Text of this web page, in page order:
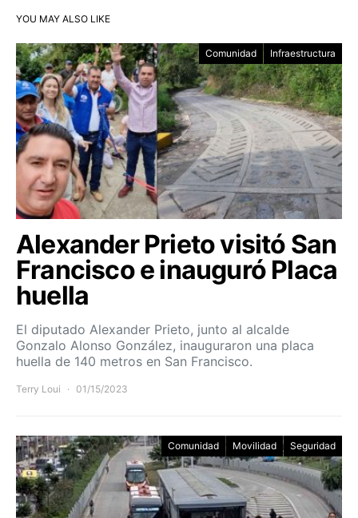
YOU MAY ALSO LIKE
Comunidad Infraestructura
Alexander Prieto visitó San
Francisco e inauguró Placa
huella
El diputado Alexander Prieto, junto al alcalde
Gonzalo Alonso González, inauguraron una placa
huella de 140 metros en San Francisco.
Terry Loui 01/15/2023
Comunidad Movilidad Seguridad